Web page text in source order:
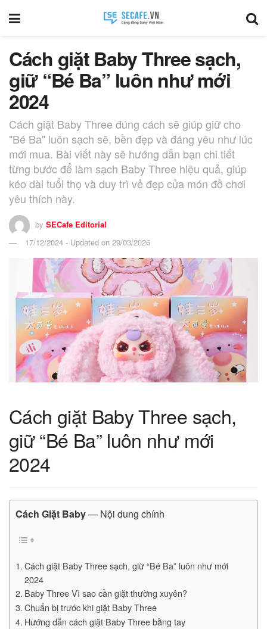
Cách giặt Baby Three sạch,
giữ “Bé Ba” luôn như mới
2024
Cách giặt Baby Three đúng cách sẽ giúp giữ cho
"Bé Ba" luôn sạch sẽ, bền đẹp và đáng yêu như lúc
mới mua. Bài viết này sẽ hướng dẫn bạn chi tiết
từng bước để làm sạch Baby Three hiệu quả, giúp
kéo dài tuổi thọ và duy trì vẻ đẹp của món đồ chơi
yêu thích này.
by SECafe Editorial
17/12/2024 - Updated on 29/03/2026
Cách giặt Baby Three sạch,
giữ “Bé Ba” luôn như mới
2024
Cách Giặt Baby— Nội dung chính
Cách giặt Baby Three sạch, giữ “Bé Ba” luôn như mới
2024
Baby Three Vì sao cần giặt thường xuyên?
Chuẩn bị trước khi giặt Baby Three
Hướng dẫn cách giặt Baby Three bằng tay